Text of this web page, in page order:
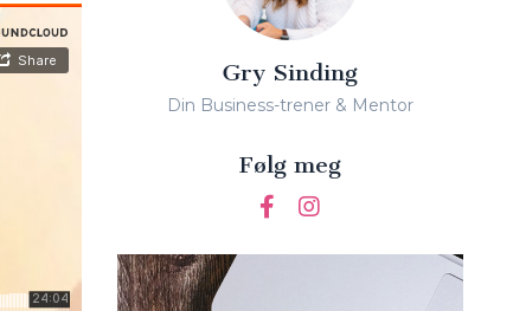
Gry Sinding
Din Business-trener & Mentor
Følg meg